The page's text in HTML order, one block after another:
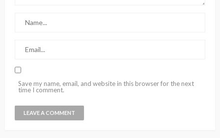
Save my name, email, and website in this browser for the next
time I comment.